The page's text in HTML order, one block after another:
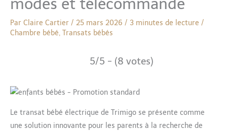
modes et télécommande
Par Claire Cartier / 25 mars 2026 / 3 minutes de lecture /
Chambre bébé, Transats bébés
5/5 - (8 votes)
Le transat bébé électrique de Trimigo se présente comme
une solution innovante pour les parents à la recherche de